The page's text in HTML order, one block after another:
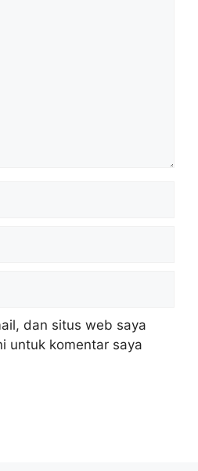
dan situs web saya
untuk komentar saya